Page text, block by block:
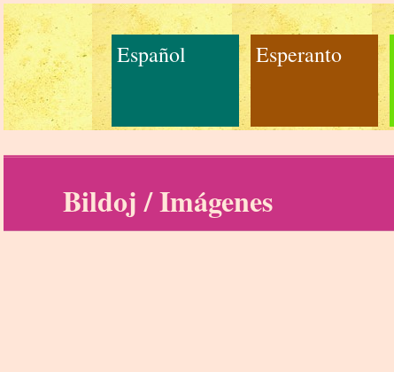
Español Esperanto
Bildoj / Imágenes